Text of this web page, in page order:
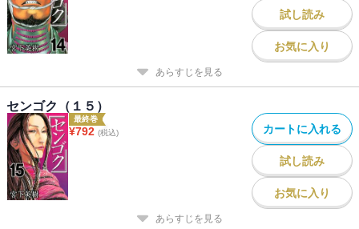
試し読み
お気に入り
あらすじを見る
センゴク（１５）
最終巻
¥792 (税込) カートに入れる
試し読み
お気に入り
あらすじを見る